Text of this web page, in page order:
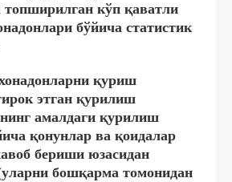
кўп қаватли
бўйича статистик
қуриш
этган қурилиш
амалдаги қурилиш
қонунлар ва қоидалар
бериши юзасидан
бошқарма томонидан